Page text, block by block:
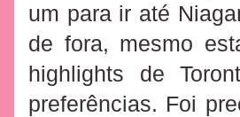
um para ir até
de fora, mesmo
highlights de
preferências. Foi